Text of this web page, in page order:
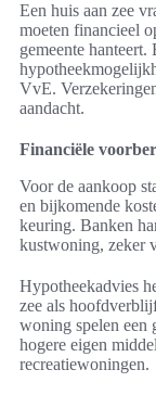
Een huis aan zee
moeten financieel
gemeente hanteert.
VvE.
aandacht.
Financiële
Voor de aankoop
en bijkomende
keuring. Banken
kustwoning, zeker
Hypotheekadvies
zee als
woning spelen een
hogere eigen
recreatiewoningen.